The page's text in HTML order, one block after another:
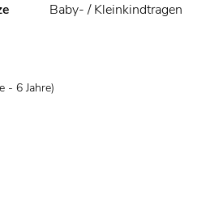
Baby- / Kleinkindtragen
- 6 Jahre)